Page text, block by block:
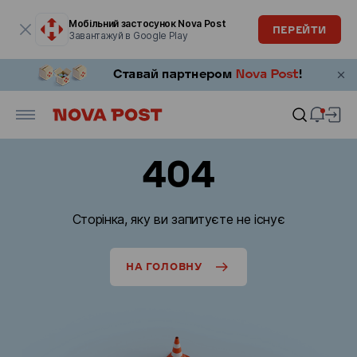
Мобільний застосунок Nova Post
Завантажуй в Google Play
ПЕРЕЙТИ
404
Сторінка, яку ви запитуєте не існує
НА ГОЛОВНУ